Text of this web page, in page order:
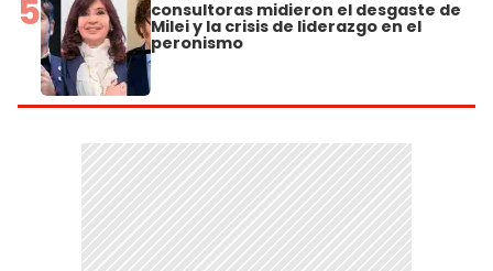
5 consultoras midieron el desgaste de
Milei y la crisis de liderazgo en el
peronismo